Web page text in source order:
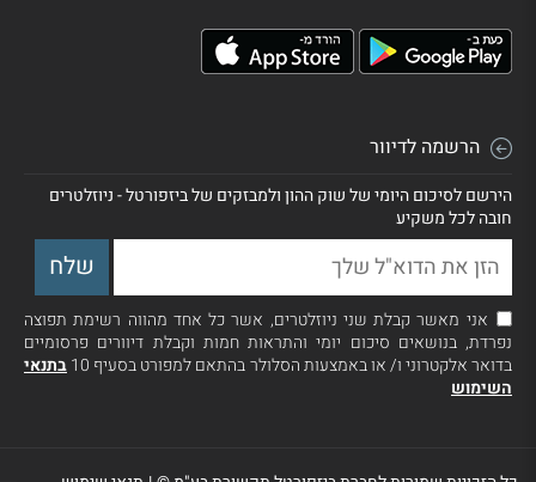
הרשמה לדיוור
הירשם לסיכום היומי של שוק ההון ולמבזקים של ביזפורטל - ניוזלטרים
חובה לכל משקיע
אני מאשר קבלת שני ניוזלטרים, אשר כל אחד מהווה רשימת תפוצה
נפרדת, בנושאים סיכום יומי והתראות חמות וקבלת דיוורים פרסומיים
בדואר אלקטרוני ו/ או באמצעות הסלולר בהתאם למפורט בסעיף 10
בתנאי
השימוש